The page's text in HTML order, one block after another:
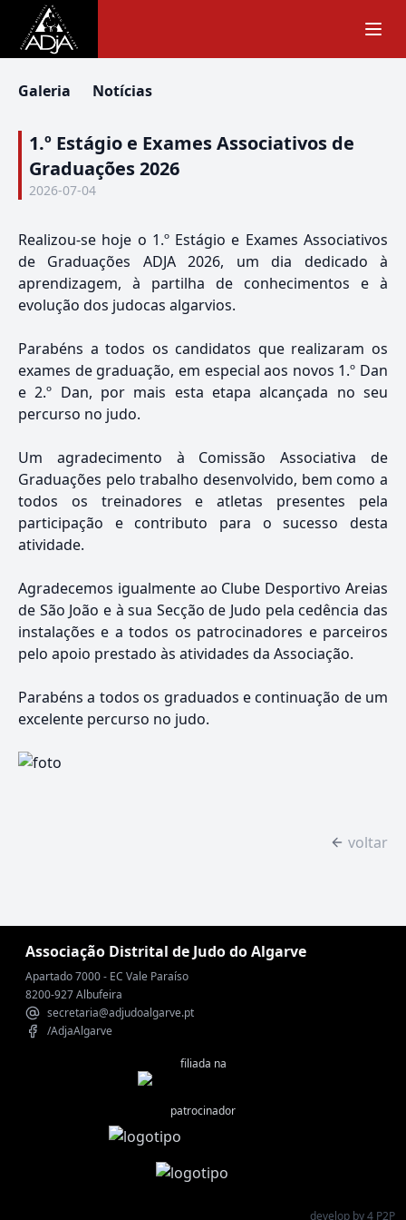
Galeria Notícias
1.º Estágio e Exames Associativos de
Graduações 2026
2026-07-04
Realizou-se hoje o 1.º Estágio e Exames Associativos
de Graduações ADJA 2026, um dia dedicado à
aprendizagem, à partilha de conhecimentos e à
evolução dos judocas algarvios.
Parabéns a todos os candidatos que realizaram os
exames de graduação, em especial aos novos 1.º Dan
e 2.º Dan, por mais esta etapa alcançada no seu
percurso no judo.
Um agradecimento à Comissão Associativa de
Graduações pelo trabalho desenvolvido, bem como a
todos os treinadores e atletas presentes pela
participação e contributo para o sucesso desta
atividade.
Agradecemos igualmente ao Clube Desportivo Areias
de São João e à sua Secção de Judo pela cedência das
instalações e a todos os patrocinadores e parceiros
pelo apoio prestado às atividades da Associação.
Parabéns a todos os graduados e continuação de um
excelente percurso no judo.
voltar
Associação Distrital de Judo do Algarve
Apartado 7000 - EC Vale Paraíso
8200-927 Albufeira
secretaria@adjudoalgarve.pt
/AdjaAlgarve
filiada na
patrocinador
develop by 4 P2P